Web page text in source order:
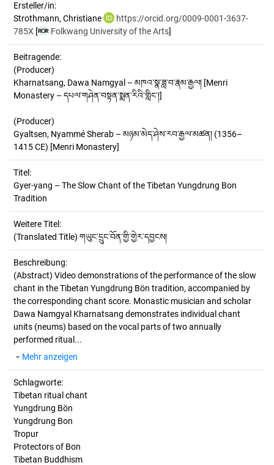
Ersteller/in:
Strothmann, Christiane
https://orcid.org/0009-0001-3637-
785X [ Folkwang University of the Arts]
Beitragende:
(Producer)
Kharnatsang, Dawa Namgyal – མཁའ་སྣ་ཟླ་བ་རྣམ་རྒྱལ། [Menri
Monastery – དཔལ་གཤེན་བསྟན་སྨན་རིའི་གླིང་།]
(Producer)
Gyaltsen, Nyammé Sherab – མཉམ་མེད་ཤེས་རབ་རྒྱལ་མཚན། (1356–
1415 CE) [Menri Monastery]
Titel:
Gyer-yang – The Slow Chant of the Tibetan Yungdrung Bon
Tradition
Weitere Titel:
(Translated Title) གཡུང་དྲུང་བོན་གྱི་གྱེར་དབྱངས།
Beschreibung:
(Abstract) Video demonstrations of the performance of the slow
chant in the Tibetan Yungdrung Bön tradition, accompanied by
the corresponding chant score. Monastic musician and scholar
Dawa Namgyal Kharnatsang demonstrates individual chant
units (neums) based on the vocal parts of two annually
performed ritual...
Mehr anzeigen
Schlagworte:
Tibetan ritual chant
Yungdrung Bön
Yungdrung Bon
Tropur
Protectors of Bon
Tibetan Buddhism